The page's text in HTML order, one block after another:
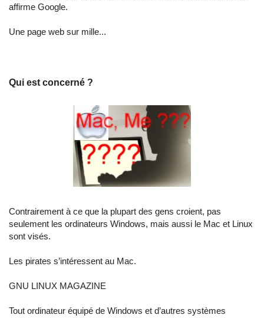
affirme Google.
Une page web sur mille...
Qui est concerné ?
Contrairement à ce que la plupart des gens croient, pas
seulement les ordinateurs Windows, mais aussi le Mac et Linux
sont visés.
Les pirates s’intéressent au Mac.
GNU LINUX MAGAZINE
Tout ordinateur équipé de Windows et d’autres systèmes